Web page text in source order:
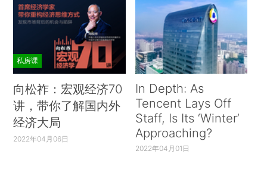
私房课
向松祚：宏观经济70
讲，带你了解国内外
经济大局
2022年04月06日
In Depth: As
Tencent Lays Off
Staff, Is Its ‘Winter’
Approaching?
2022年04月01日